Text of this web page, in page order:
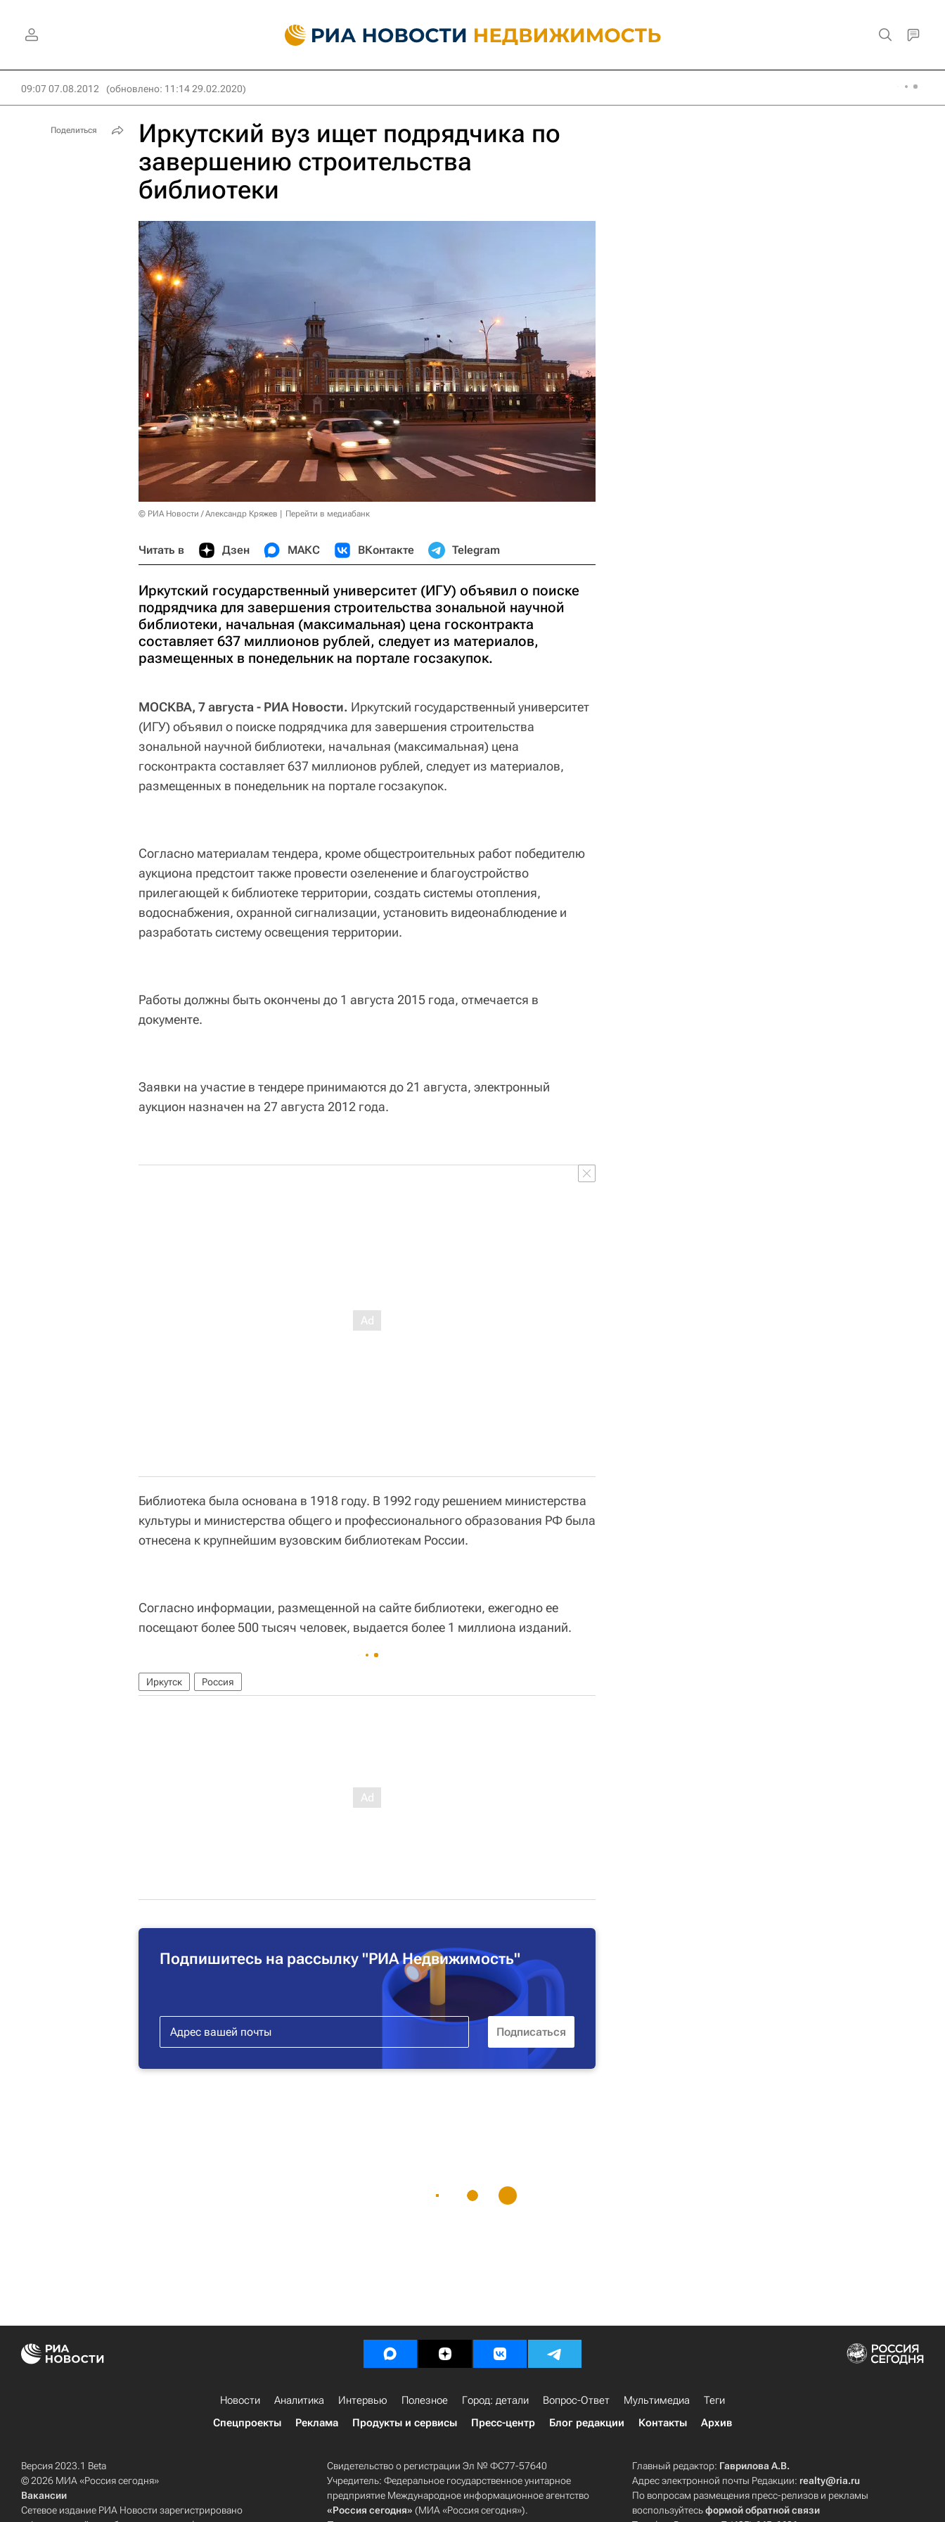
09:07 07.08.2012 (обновлено: 11:14 29.02.2020)
Иркутский вуз ищет подрядчика по
завершению строительства
библиотеки
© РИА Новости / Александр Кряжев Перейти в медиабанк
Читать в Дзен МАКС ВКонтакте Telegram
Иркутский государственный университет (ИГУ) объявил о поиске
подрядчика для завершения строительства зональной научной
библиотеки, начальная (максимальная) цена госконтракта
составляет 637 миллионов рублей, следует из материалов,
размещенных в понедельник на портале госзакупок.
МОСКВА, 7 августа - РИА Новости. Иркутский государственный университет
(ИГУ) объявил о поиске подрядчика для завершения строительства
зональной научной библиотеки, начальная (максимальная) цена
госконтракта составляет 637 миллионов рублей, следует из материалов,
размещенных в понедельник на портале госзакупок.
Согласно материалам тендера, кроме общестроительных работ победителю
аукциона предстоит также провести озеленение и благоустройство
прилегающей к библиотеке территории, создать системы отопления,
водоснабжения, охранной сигнализации, установить видеонаблюдение и
разработать систему освещения территории.
Работы должны быть окончены до 1 августа 2015 года, отмечается в
документе.
Заявки на участие в тендере принимаются до 21 августа, электронный
аукцион назначен на 27 августа 2012 года.
Библиотека была основана в 1918 году. В 1992 году решением министерства
культуры и министерства общего и профессионального образования РФ была
отнесена к крупнейшим вузовским библиотекам России.
Согласно информации, размещенной на сайте библиотеки, ежегодно ее
посещают более 500 тысяч человек, выдается более 1 миллиона изданий.
Иркутск Россия
Подпишитесь на рассылку "РИА Недвижимость"
Поделиться
Новости Аналитика Интервью Полезное Город: детали Вопрос-Ответ Мультимедиа
Теги
Спецпроекты
Реклама Продукты и сервисы Пресс-центр Блог редакции Контакты Архив
Версия 2023.1 Beta
© 2026 МИА «Россия сегодня»
Вакансии
Сетевое издание РИА Новости зарегистрировано
Свидетельство о регистрации Эл № ФС77-57640
Учредитель: Федеральное государственное унитарное
предприятие Международное информационное агентство
«Россия сегодня» (МИА «Россия сегодня»).
Главный редактор: Гаврилова А.В.
Адрес электронной почты Редакции: realty@ria.ru
По вопросам размещения пресс-релизов и рекламы
воспользуйтесьформой обратной связи